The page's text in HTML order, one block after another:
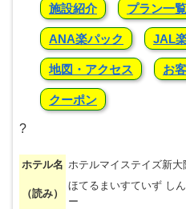
施設紹介 プラン一覧
ANA楽パック JAL
地図・アクセス お
クーポン
?
ホテル名 ホテルマイステイズ新
（読み）
ほてるまいすていず し
ー